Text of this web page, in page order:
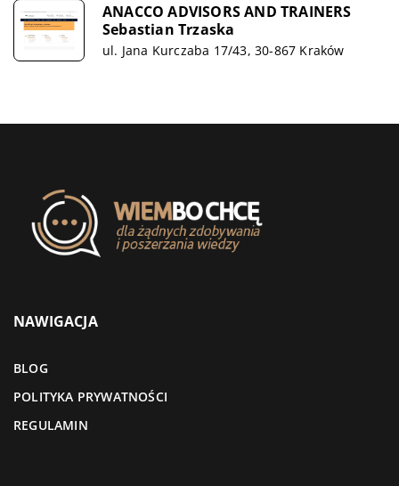
ANACCO ADVISORS AND TRAINERS
Sebastian Trzaska
ul. Jana Kurczaba 17/43, 30-867 Kraków
NAWIGACJA
BLOG
POLITYKA PRYWATNOŚCI
REGULAMIN